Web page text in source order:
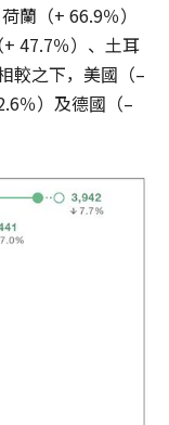
蘭（+ 66.9％）
47.7％）、土耳
較之下，美國（–
％）及德國（–